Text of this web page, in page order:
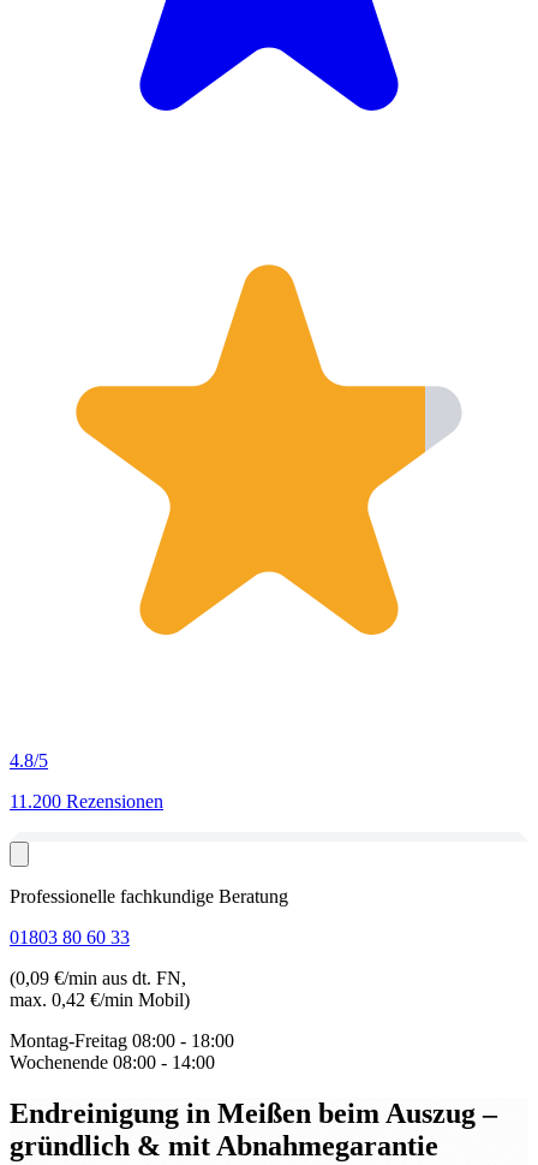
4.8/5
11.200 Rezensionen
Professionelle fachkundige Beratung
01803 80 60 33
(0,09 €/min aus dt. FN,
max. 0,42 €/min Mobil)
Montag-Freitag 08:00 - 18:00
Wochenende 08:00 - 14:00
Endreinigung in Meißen beim Auszug–
gründlich & mit Abnahmegarantie